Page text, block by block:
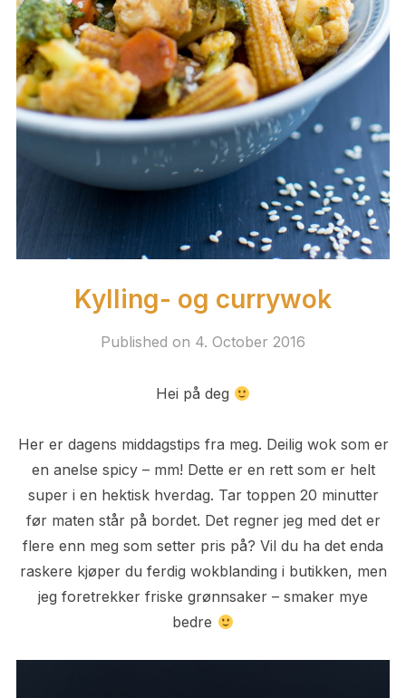
Kylling- og currywok
Published on 4. October 2016
Hei på deg
Her er dagens middagstips fra meg. Deilig wok som er
en anelse spicy – mm! Dette er en rett som er helt
super i en hektisk hverdag. Tar toppen 20 minutter
før maten står på bordet. Det regner jeg med det er
flere enn meg som setter pris på? Vil du ha det enda
raskere kjøper du ferdig wokblanding i butikken, men
jeg foretrekker friske grønnsaker – smaker mye
bedre